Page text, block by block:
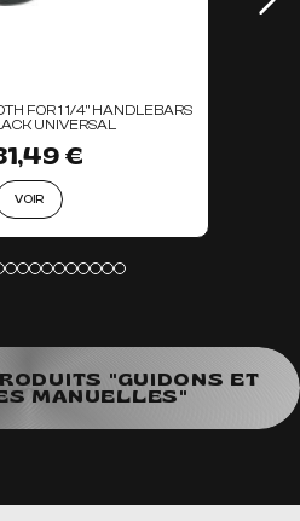
FOR 1 1/4" HANDLEBARS
UNIVERSAL
€
VOIR
"GUIDONS ET
MANUELLES"